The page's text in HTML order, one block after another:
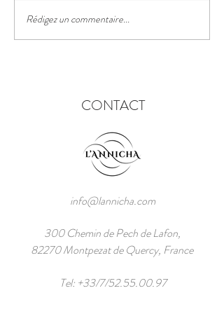
Le festival des lanternes
chinoises
Rédigez un commentaire...
CONTACT
info@lannicha.com
300 Chemin de Pech de Lafon,
82270 Montpezat de Quercy, France
Tel: +33/7/52.55.00.97